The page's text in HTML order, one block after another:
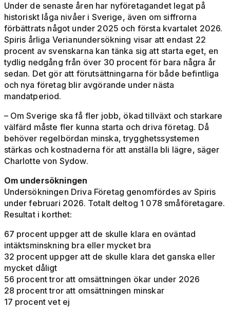
Under de senaste åren har nyföretagandet legat på
historiskt låga nivåer i Sverige, även om siffrorna
förbättrats något under 2025 och första kvartalet 2026.
Spiris årliga Verianundersökning visar att endast 22
procent av svenskarna kan tänka sig att starta eget, en
tydlig nedgång från över 30 procent för bara några år
sedan. Det gör att förutsättningarna för både befintliga
och nya företag blir avgörande under nästa
mandatperiod.
– Om Sverige ska få fler jobb, ökad tillväxt och starkare
välfärd måste fler kunna starta och driva företag. Då
behöver regelbördan minska, trygghetssystemen
stärkas och kostnaderna för att anställa bli lägre, säger
Charlotte von Sydow.
Om undersökningen
Undersökningen Driva Företag genomfördes av Spiris
under februari 2026. Totalt deltog 1 078 småföretagare.
Resultat i korthet:
67 procent uppger att de skulle klara en oväntad
intäktsminskning bra eller mycket bra
32 procent uppger att de skulle klara det ganska eller
mycket dåligt
56 procent tror att omsättningen ökar under 2026
28 procent tror att omsättningen minskar
17 procent vet ej